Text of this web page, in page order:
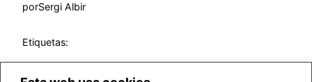
porSergi Albir
Etiquetas: